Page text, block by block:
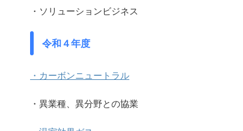
・ソリューションビジネス
令和４年度
・カーボンニュートラル
・異業種、異分野との協業